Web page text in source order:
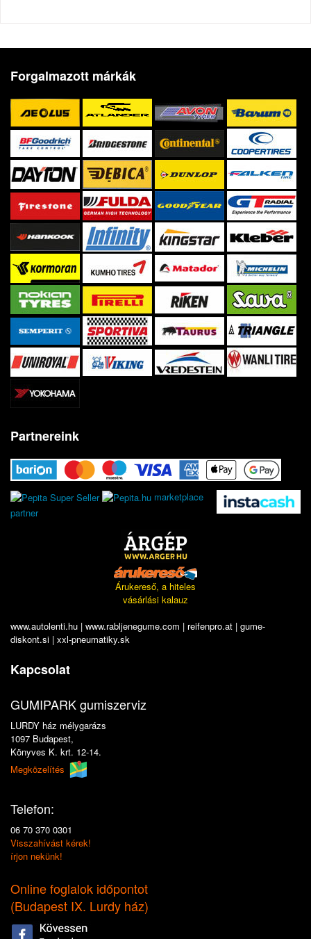
Forgalmazott márkák
Partnereink
marketplace
partner
Árukereső, a hiteles
vásárlási kalauz
www.autolenti.hu | www.rabljenegume.com | reifenpro.at | gume-
diskont.si | xxl-pneumatiky.sk
Kapcsolat
GUMIPARK gumiszerviz
LURDY ház mélygarázs
1097 Budapest,
Könyves K. krt. 12-14.
Megközelítés
Telefon:
06 70 370 0301
Visszahívást kérek!
írjon nekünk!
Online foglalok időpontot
(Budapest IX. Lurdy ház)